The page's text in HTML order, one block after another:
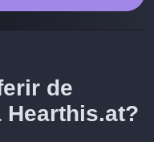
de
Hearthis.at?